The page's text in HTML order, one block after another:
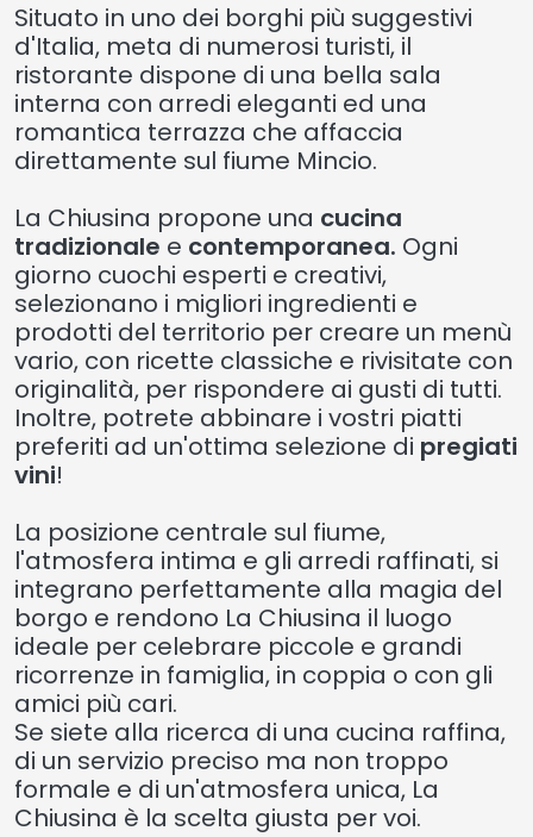
Situato in uno dei borghi più suggestivi
d'Italia, meta di numerosi turisti, il
ristorante dispone di una bella sala
interna con arredi eleganti ed una
romantica terrazza che affaccia
direttamente sul fiume Mincio.
La Chiusina propone una cucina
tradizionale e contemporanea. Ogni
giorno cuochi esperti e creativi,
selezionano i migliori ingredienti e
prodotti del territorio per creare un menù
vario, con ricette classiche e rivisitate con
originalità, per rispondere ai gusti di tutti.
Inoltre, potrete abbinare i vostri piatti
preferiti ad un'ottima selezione di pregiati
vini!
La posizione centrale sul fiume,
l'atmosfera intima e gli arredi raffinati, si
integrano perfettamente alla magia del
borgo e rendono La Chiusina il luogo
ideale per celebrare piccole e grandi
ricorrenze in famiglia, in coppia o con gli
amici più cari.
Se siete alla ricerca di una cucina raffina,
di un servizio preciso ma non troppo
formale e di un'atmosfera unica, La
Chiusina è la scelta giusta per voi.